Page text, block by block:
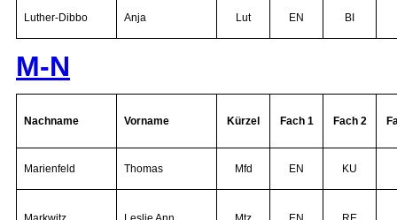
Luther-Dibbo Anja Lut EN BI
M-N
Nachname Vorname Kürzel Fach 1 Fach 2
Marienfeld Thomas Mfd EN KU